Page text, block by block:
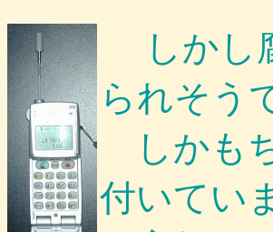
しかし
られそう
しかも
付いてい